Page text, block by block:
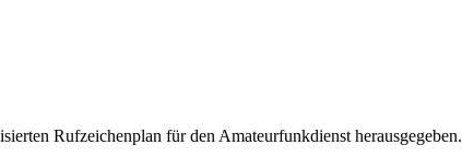
Rufzeichenplan für den Amateurfunkdienst herausgegeben.